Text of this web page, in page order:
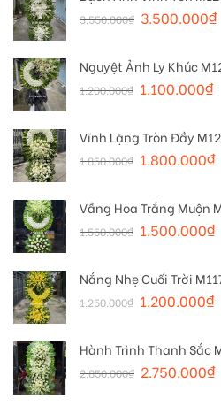
3.550.000₫ 3.500.000₫
Nguyệt Ảnh Ly Khúc
1.200.000₫ 1.100.000₫
Vĩnh Lặng Tròn Đầy
1.850.000₫ 1.800.000₫
Vầng Hoa Trắng Muộn
1.550.000₫ 1.500.000₫
Nắng Nhẹ Cuối Trời
1.250.000₫ 1.200.000₫
Hành Trình Thanh Sắc
2.850.000₫ 2.750.000₫